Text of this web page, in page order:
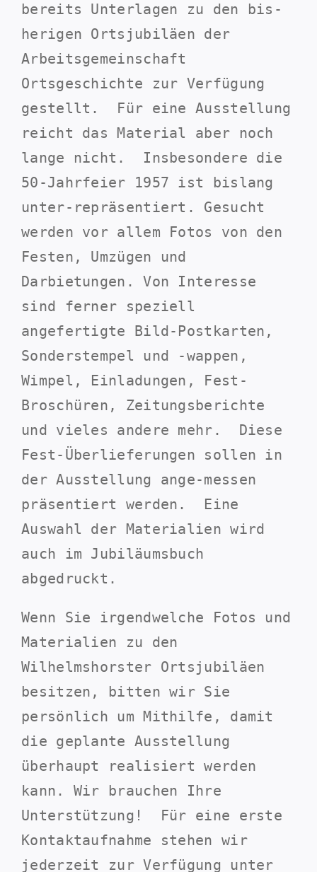
bereits Unterlagen zu den bis-
herigen Ortsjubiläen der
Arbeitsgemeinschaft
Ortsgeschichte zur Verfügung
gestellt. Für eine Ausstellung
reicht das Material aber noch
lange nicht. Insbesondere die
50-Jahrfeier 1957 ist bislang
unter-repräsentiert. Gesucht
werden vor allem Fotos von den
Festen, Umzügen und
Darbietungen. Von Interesse
sind ferner speziell
angefertigte Bild-Postkarten,
Sonderstempel und -wappen,
Wimpel, Einladungen, Fest-
Broschüren, Zeitungsberichte
und vieles andere mehr. Diese
Fest-Überlieferungen sollen in
der Ausstellung ange-messen
präsentiert werden. Eine
Auswahl der Materialien wird
auch im Jubiläumsbuch
abgedruckt.
Wenn Sie irgendwelche Fotos und
Materialien zu den
Wilhelmshorster Ortsjubiläen
besitzen, bitten wir Sie
persönlich um Mithilfe, damit
die geplante Ausstellung
überhaupt realisiert werden
kann. Wir brauchen Ihre
Unterstützung! Für eine erste
Kontaktaufnahme stehen wir
jederzeit zur Verfügung unter